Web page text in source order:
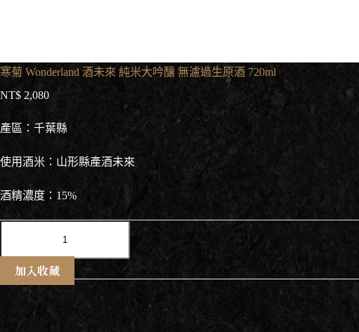
寒菊 Wonderland 酒未來 純米大吟釀 無濾過生原酒 720ml
NT$ 2,080
產區：千葉縣
使用酒米：山形縣產酒未來
酒精濃度：15%
Wonderland
未
加入收藏